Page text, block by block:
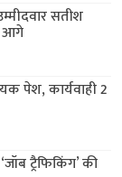
सतीश
आगे
पेश, कार्यवाही 2
ट्रैफिकिंग’ की